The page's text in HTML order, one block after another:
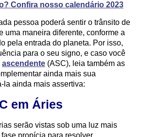
Confira nosso calendário 2023
pessoa poderá sentir o trânsito de
uma maneira diferente, conforme a
pela entrada do planeta. Por isso,
para o seu signo, e caso você
ascendente (ASC), leia também as
ainda mais sua
la ainda mais assertiva:
em Áries
serão vistas sob uma luz mais